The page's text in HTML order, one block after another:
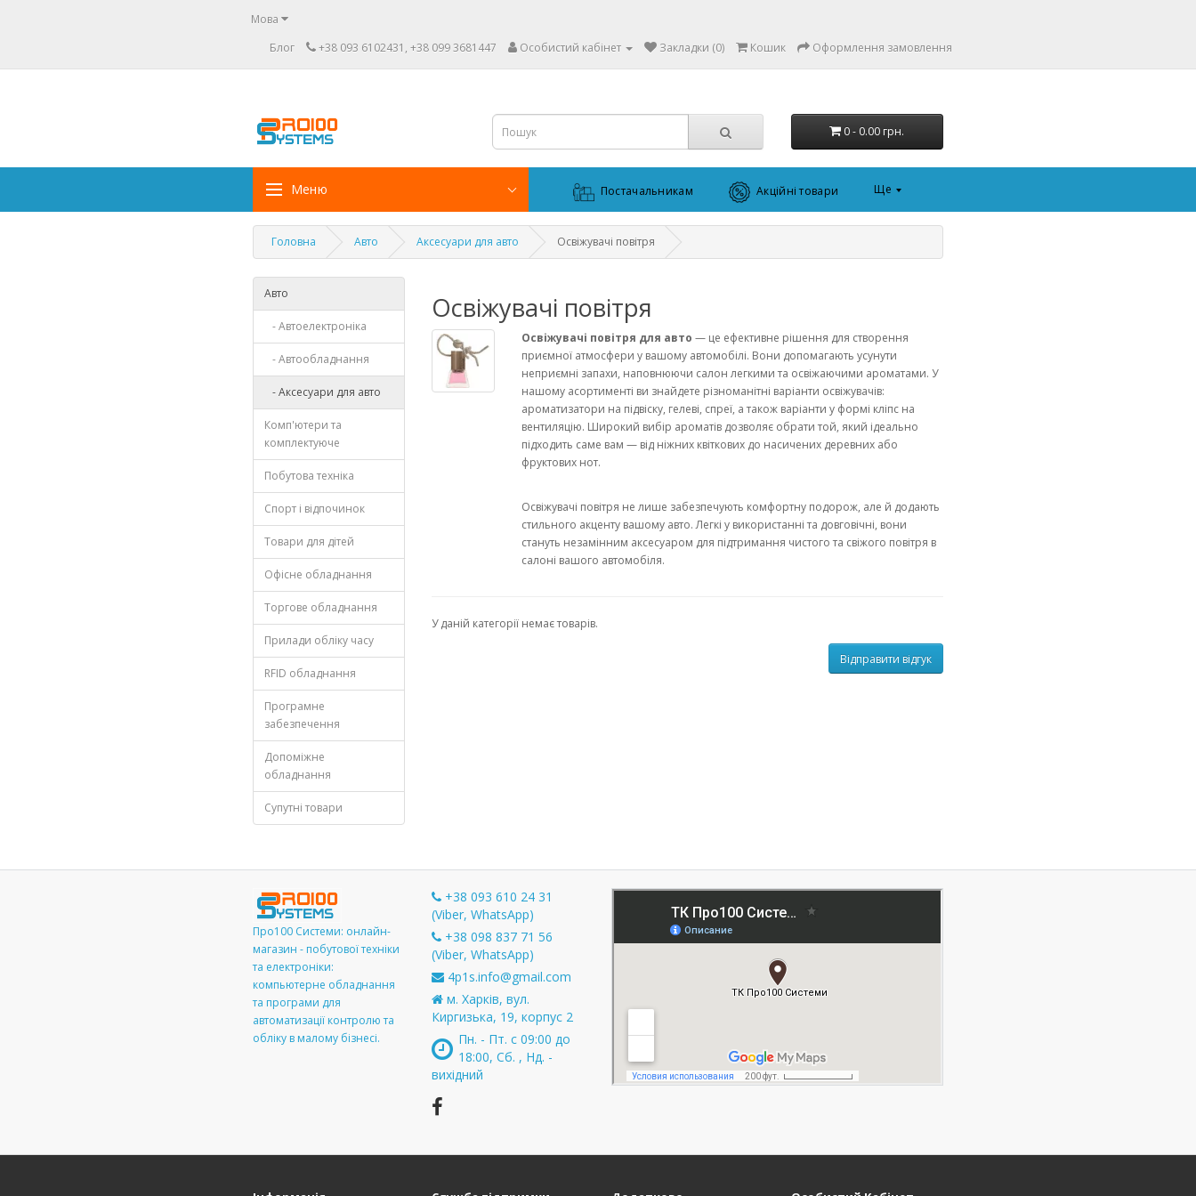
Мова
Блог
+38 093 6102431, +38 099 3681447 Особистий кабінет Закладки (0) Кошик Оформлення замовлення
0 - 0.00 грн.
Меню Постачальникам Акційні товари Ще
Головна Авто Аксесуари для авто Освіжувачі повітря
Авто
- Автоелектроніка
- Автообладнання
- Аксесуари для авто
Комп'ютери та
комплектуюче
Побутова техніка
Спорт і відпочинок
Товари для дітей
Офісне обладнання
Торгове обладнання
Прилади обліку часу
RFID обладнання
Програмне
забезпечення
Допоміжне
обладнання
Супутні товари
Освіжувачі повітря
Освіжувачі повітря для авто — це ефективне рішення для створення
приємної атмосфери у вашому автомобілі. Вони допомагають усунути
неприємні запахи, наповнюючи салон легкими та освіжаючими ароматами. У
нашому асортименті ви знайдете різноманітні варіанти освіжувачів:
ароматизатори на підвіску, гелеві, спреї, а також варіанти у формі кліпс на
вентиляцію. Широкий вибір ароматів дозволяє обрати той, який ідеально
підходить саме вам — від ніжних квіткових до насичених деревних або
фруктових нот.
Освіжувачі повітря не лише забезпечують комфортну подорож, але й додають
стильного акценту вашому авто. Легкі у використанні та довговічні, вони
стануть незамінним аксесуаром для підтримання чистого та свіжого повітря в
салоні вашого автомобіля.
У даній категорії немає товарів.
Відправити відгук
Про100 Системи: онлайн-
магазин - побутової техніки
та електроніки:
компьютерне обладнання
та програми для
автоматизації контролю та
обліку в малому бізнесі.
+38 093 610 24 31
(Viber, WhatsApp)
+38 098 837 71 56
(Viber, WhatsApp)
4p1s.info@gmail.com
м. Харків, вул.
Киргизька, 19, корпус 2
Пн. - Пт. с 09:00 до
18:00, Сб. , Нд. -
вихідний